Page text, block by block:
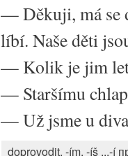
—Děkuji, má se
líbí. Naše děti
— Kolik je jim
— Staršímu
—Už jsme u
doprovodit, -ím, -íš ...-í